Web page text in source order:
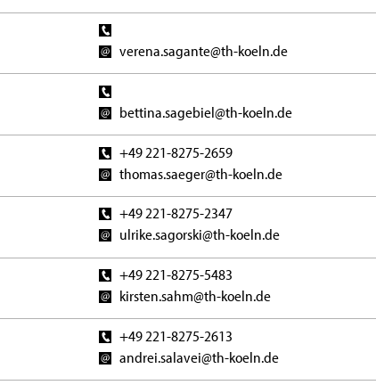
verena.sagante@th-koeln.de
bettina.sagebiel@th-koeln.de
+49 221-8275-2659
thomas.saeger@th-koeln.de
+49 221-8275-2347
ulrike.sagorski@th-koeln.de
+49 221-8275-5483
kirsten.sahm@th-koeln.de
+49 221-8275-2613
andrei.salavei@th-koeln.de